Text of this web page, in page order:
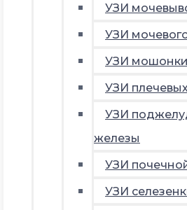
УЗИ
УЗИ
УЗИ мошонки
УЗИ
УЗИ
железы
УЗИ
УЗИ